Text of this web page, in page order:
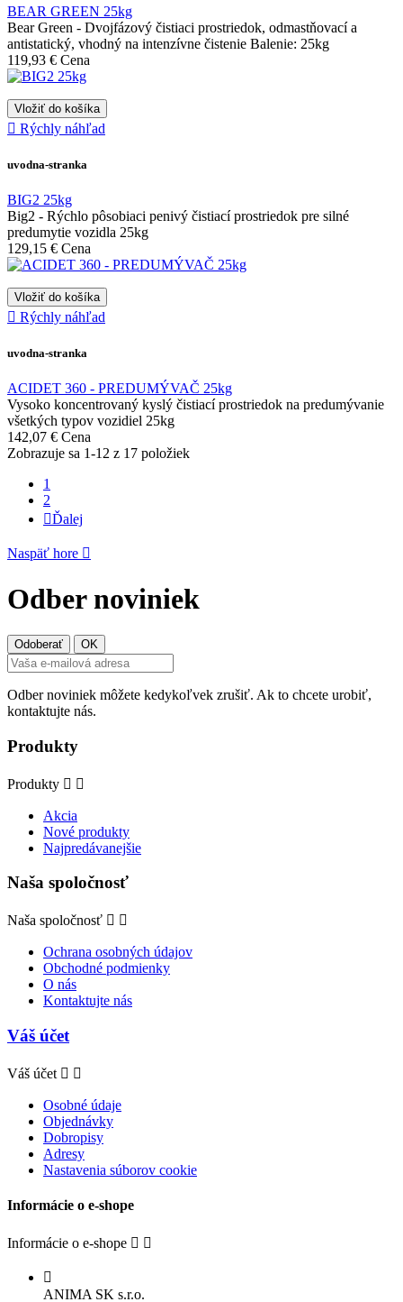
BEAR GREEN 25kg
Bear Green - Dvojfázový čistiaci prostriedok, odmastňovací a
antistatický, vhodný na intenzívne čistenie Balenie: 25kg
119,93 € Cena
Vložiť do košíka
 Rýchly náhľad
uvodna-stranka
BIG2 25kg
Big2 - Rýchlo pôsobiaci penivý čistiací prostriedok pre silné
predumytie vozidla 25kg
129,15 € Cena
Vložiť do košíka
 Rýchly náhľad
uvodna-stranka
ACIDET 360 - PREDUMÝVAČ 25kg
Vysoko koncentrovaný kyslý čistiací prostriedok na predumývanie
všetkých typov vozidiel 25kg
142,07 € Cena
Zobrazuje sa 1-12 z 17 položiek
1
2
Ďalej
Naspäť hore 
Odber noviniek
Odber noviniek môžete kedykoľvek zrušiť. Ak to chcete urobiť,
kontaktujte nás.
Produkty
Produkty  
Akcia
Nové produkty
Najpredávanejšie
Naša spoločnosť
Naša spoločnosť  
Ochrana osobných údajov
Obchodné podmienky
O nás
Kontaktujte nás
Váš účet
Váš účet  
Osobné údaje
Objednávky
Dobropisy
Adresy
Nastavenia súborov cookie
Informácie o e-shope
Informácie o e-shope  

ANIMA SK s.r.o.